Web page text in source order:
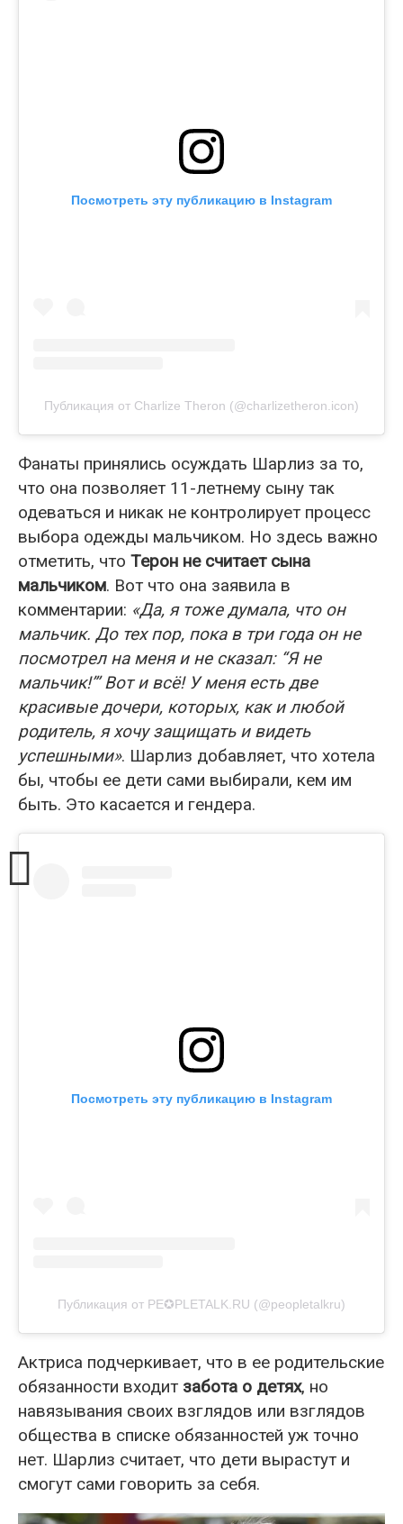
Посмотреть эту публикацию в Instagram
Публикация от Charlize Theron (@charlizetheron.icon)
Фанаты принялись осуждать Шарлиз за то,
что она позволяет 11-летнему сыну так
одеваться и никак не контролирует процесс
выбора одежды мальчиком. Но здесь важно
отметить, что Терон не считает сына
мальчиком. Вот что она заявила в
комментарии: «Да, я тоже думала, что он
мальчик. До тех пор, пока в три года он не
посмотрел на меня и не сказал: “Я не
мальчик!”’ Вот и всё! У меня есть две
красивые дочери, которых, как и любой
родитель, я хочу защищать и видеть
успешными». Шарлиз добавляет, что хотела
бы, чтобы ее дети сами выбирали, кем им
быть. Это касается и гендера.
Посмотреть эту публикацию в Instagram
Публикация от PE✪PLETALK.RU (@peopletalkru)
Актриса подчеркивает, что в ее родительские
обязанности входит забота о детях, но
навязывания своих взглядов или взглядов
общества в списке обязанностей уж точно
нет. Шарлиз считает, что дети вырастут и
смогут сами говорить за себя.